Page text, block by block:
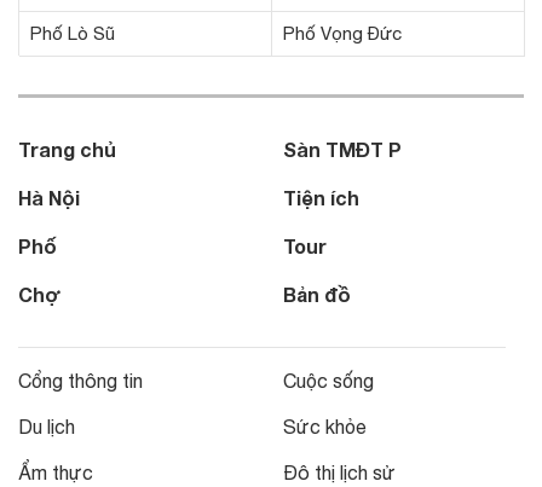
Phố Lò Sũ Phố Vọng Đức
Trang chủ
Hà Nội
Phố
Chợ
Sàn TMĐT P
Tiện ích
Tour
Bản đồ
Cổng thông tin
Du lịch
Ẩm thực
Cuộc sống
Sức khỏe
Đô thị lịch sử